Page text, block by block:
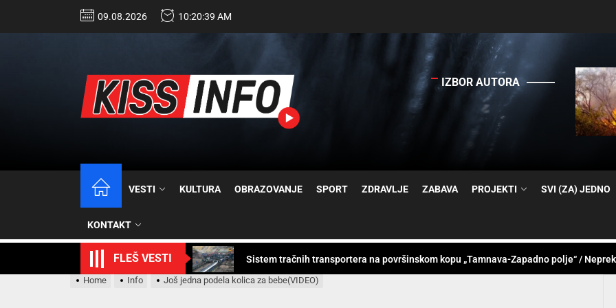
09.08.2026 10:20:41 AM
IZBOR AUTORA
VESTI KULTURA OBRAZOVANJE SPORT ZDRAVLJE ZABAVA PROJEKTI SVI (ZA) JEDNO
KONTAKT
FLEŠ VESTI
Sistem tračnih transportera na površinskom kopu „Tamnava-Zapadno polje“ /
Žena na selu – Osećaj niže vrednosti i emocionalno sagorevanje
Zajedno sprečimo šumske požare
Žena na selu – Osećaj niže vrednosti i emocionalno sagorevanje
Home Info Još jedna podela kolica za bebe(VIDEO)